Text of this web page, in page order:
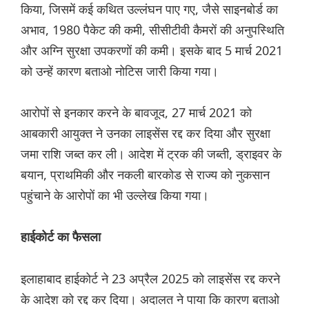
किया, जिसमें कई कथित उल्लंघन पाए गए, जैसे साइनबोर्ड का
अभाव, 1980 पैकेट की कमी, सीसीटीवी कैमरों की अनुपस्थिति
और अग्नि सुरक्षा उपकरणों की कमी। इसके बाद 5 मार्च 2021
को उन्हें कारण बताओ नोटिस जारी किया गया।
आरोपों से इनकार करने के बावजूद, 27 मार्च 2021 को
आबकारी आयुक्त ने उनका लाइसेंस रद्द कर दिया और सुरक्षा
जमा राशि जब्त कर ली। आदेश में ट्रक की जब्ती, ड्राइवर के
बयान, प्राथमिकी और नकली बारकोड से राज्य को नुकसान
पहुंचाने के आरोपों का भी उल्लेख किया गया।
हाईकोर्ट का फैसला
इलाहाबाद हाईकोर्ट ने 23 अप्रैल 2025 को लाइसेंस रद्द करने
के आदेश को रद्द कर दिया। अदालत ने पाया कि कारण बताओ